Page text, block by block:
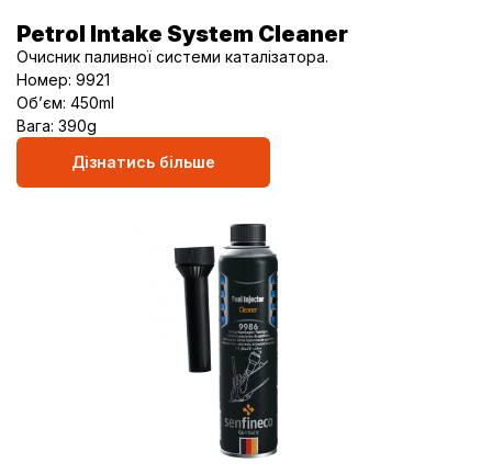
Petrol Intake System Cleaner
Очисник паливної системи каталізатора.
Номер: 9921
Об’єм: 450ml
Вага: 390g
Дізнатись більше